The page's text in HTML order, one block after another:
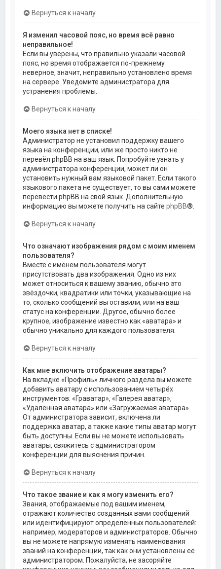
Вернуться к началу
Я изменил часовой пояс, но время всё равно
неправильное!
Если вы уверены, что правильно указали часовой
пояс, но время отображается по-прежнему
неверное, значит, неправильно установлено время
на сервере. Уведомите администратора для
устранения проблемы.
Вернуться к началу
Моего языка нет в списке!
Администратор не установил поддержку вашего
языка на конференции, или же просто никто не
перевёл phpBB на ваш язык. Попробуйте узнать у
администратора конференции, может ли он
установить нужный вам языковой пакет. Если такого
языкового пакета не существует, то вы сами можете
перевести phpBB на свой язык. Дополнительную
информацию вы можете получить на сайтеphpBB®.
Вернуться к началу
Что означают изображения рядом с моим именем
пользователя?
Вместе с именем пользователя могут
присутствовать два изображения. Одно из них
может относиться к вашему званию, обычно это
звёздочки, квадратики или точки, указывающие на
то, сколько сообщений вы оставили, или на ваш
статус на конференции. Другое, обычно более
крупное, изображение известно как «аватара» и
обычно уникально для каждого пользователя.
Вернуться к началу
Как мне включить отображение аватары?
На вкладке «Профиль» личного раздела вы можете
добавить аватару с использованием четырёх
инструментов: «Граватар», «Галерея аватар»,
«Удалённая аватара» или «Загружаемая аватара».
От администратора зависит, включена ли
поддержка аватар, а также какие типы аватар могут
быть доступны. Если вы не можете использовать
аватары, свяжитесь с администратором
конференции для выяснения причин.
Вернуться к началу
Что такое звание и как я могу изменить его?
Звания, отображаемые под вашим именем,
отражают количество созданных вами сообщений
или идентифицируют определённых пользователей:
например, модераторов и администраторов. Обычно
вы не можете напрямую изменять наименования
званий на конференции, так как они установлены её
администратором. Пожалуйста, не засоряйте